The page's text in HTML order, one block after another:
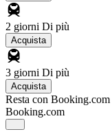
2 giorni Di più
Acquista
3 giorni Di più
Acquista
Resta con Booking.com
Booking.com